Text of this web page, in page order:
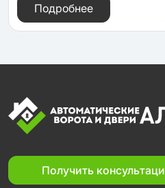
Подробнее
Получить